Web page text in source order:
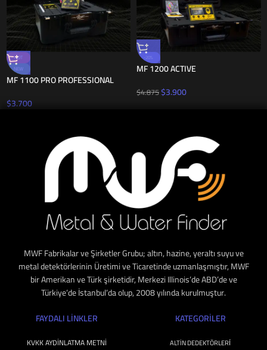
HOT
NEW
MF 1100 PRO PROFESSIONAL
$3.700
-20%
MF 1200 ACTIVE
$4.875$3.900
MWF Fabrikalar ve Şirketler Grubu; altın, hazine, yeraltı suyu ve
metal detektörlerinin Üretimi ve Ticaretinde uzmanlaşmıştır, MWF
bir Amerikan ve Türk şirketidir, Merkezi Illinois’de ABD’de ve
Türkiye’de İstanbul’da olup, 2008 yılında kurulmuştur.
FAYDALI LİNKLER
KVKK AYDINLATMA METNI
KATEGORILER
ALTIN DEDEKTÖRLERİ